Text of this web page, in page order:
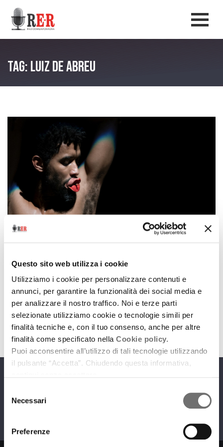
Questo sito web utilizza i cookie
Utilizziamo i cookie per personalizzare contenuti e
annunci, per garantire la funzionalità dei social media e
per analizzare il nostro traffico. Noi e terze parti
selezionate utilizziamo cookie o tecnologie simili per
finalità tecniche e, con il tuo consenso, anche per altre
finalità come specificato nella Cookie policy.
Puoi acconsentire all’utilizzo di tali tecnologie utilizzando
il pulsante “Accetta”. Chiudendo questa informativa,
delNecessari
Preferenze
Salta al contenuto principale
Tag: Luiz de Abreu
Dance Land. Luglio/Agosto
6 luglio 2022
Ascolta downloadPodcast